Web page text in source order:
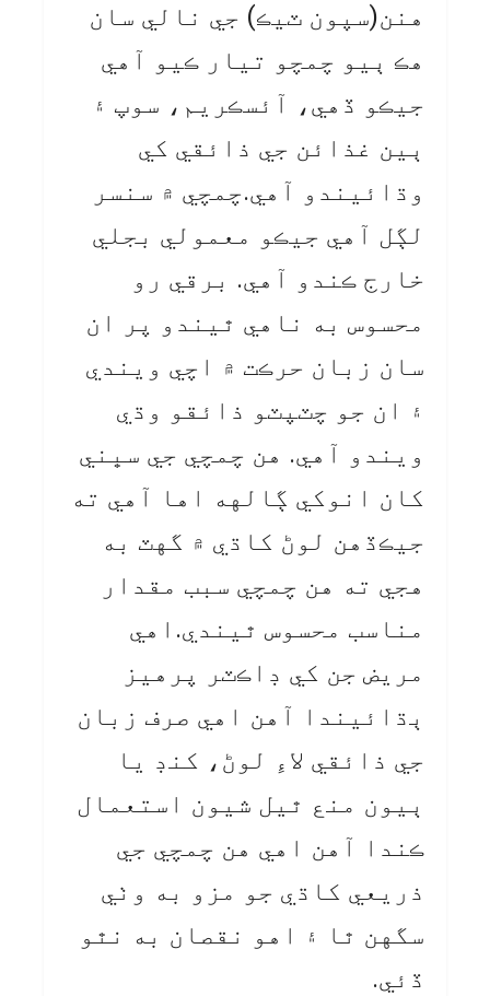
هنن(سپون ٽيڪ) جي نالي سان
هڪ ٻيو چمچو تيار ڪيو آهي
جيڪو ڏهي، آئسڪريم، سوپ ۽
ٻين غذائن جي ذائقي کي
وڌائيندو آهي.چمچي ۾ سنسر
لڳل آهي جيڪو معمولي بجلي
خارج ڪندو آهي. برقي رو
محسوس به ناهي ٿيندو پر ان
سان زبان حرڪت ۾ اچي ويندي
۽ ان جو چٽپٽو ذائقو وڌي
ويندو آهي. هن چمچي جي سڀني
کان انوکي ڳالهه اها آهي ته
جيڪڏهن لوڻ کاڌي ۾ گهٽ به
هجي ته هن چمچي سبب مقدار
مناسب محسوس ٿيندي.اهي
مريض جن کي ڊاڪٽر پرهيز
ٻڌائيندا آهن اهي صرف زبان
جي ذائقي لاءِ لوڻ، کنڊ يا
ٻيون منع ٿيل شيون استعمال
ڪندا آهن اهي هن چمچي جي
ذريعي کاڌي جو مزو به وٺي
سگهن ٿا ۽ اهو نقصان به نٿو
ڏئي.